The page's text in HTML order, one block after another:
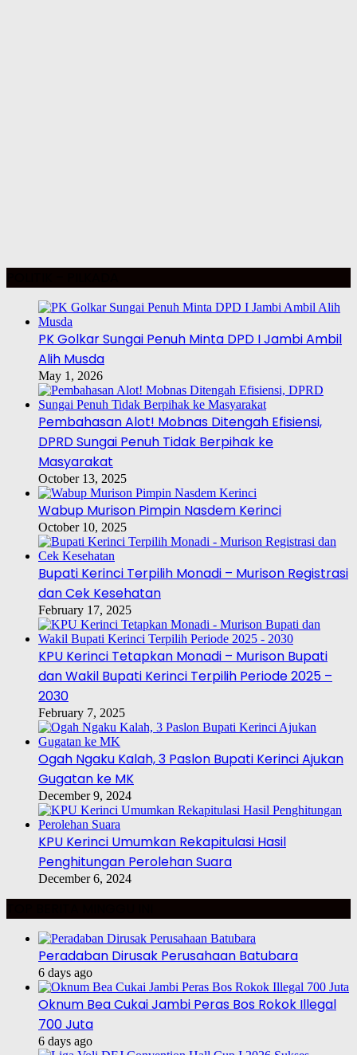
PK Golkar Sungai Penuh Minta DPD I Jambi Ambil
Alih Musda
May 1, 2026
Pembahasan Alot! Mobnas Ditengah Efisiensi,
DPRD Sungai Penuh Tidak Berpihak ke
Masyarakat
October 13, 2025
Wabup Murison Pimpin Nasdem Kerinci
October 10, 2025
Bupati Kerinci Terpilih Monadi – Murison Registrasi
dan Cek Kesehatan
February 17, 2025
KPU Kerinci Tetapkan Monadi – Murison Bupati
dan Wakil Bupati Kerinci Terpilih Periode 2025 –
2030
February 7, 2025
Ogah Ngaku Kalah, 3 Paslon Bupati Kerinci Ajukan
Gugatan ke MK
December 9, 2024
KPU Kerinci Umumkan Rekapitulasi Hasil
Penghitungan Perolehan Suara
December 6, 2024
Peradaban Dirusak Perusahaan Batubara
6 days ago
Oknum Bea Cukai Jambi Peras Bos Rokok Illegal
700 Juta
6 days ago